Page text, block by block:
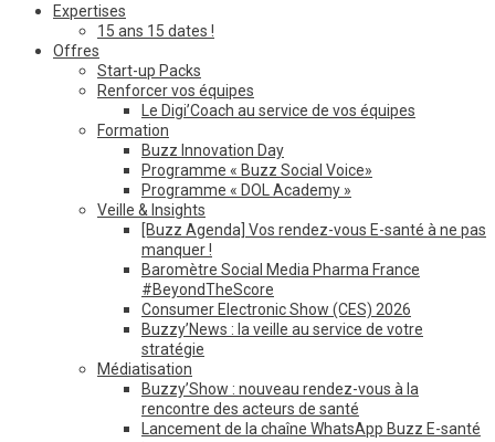
Expertises
15 ans 15 dates !
Offres
Start-up Packs
Renforcer vos équipes
Le Digi’Coach au service de vos équipes
Formation
Buzz Innovation Day
Programme « Buzz Social Voice»
Programme « DOL Academy »
Veille & Insights
[Buzz Agenda] Vos rendez-vous E-santé à ne pas
manquer !
Baromètre Social Media Pharma France
#BeyondTheScore
Consumer Electronic Show (CES) 2026
Buzzy’News : la veille au service de votre
stratégie
Médiatisation
Buzzy’Show : nouveau rendez-vous à la
rencontre des acteurs de santé
Lancement de la chaîne WhatsApp Buzz E-santé